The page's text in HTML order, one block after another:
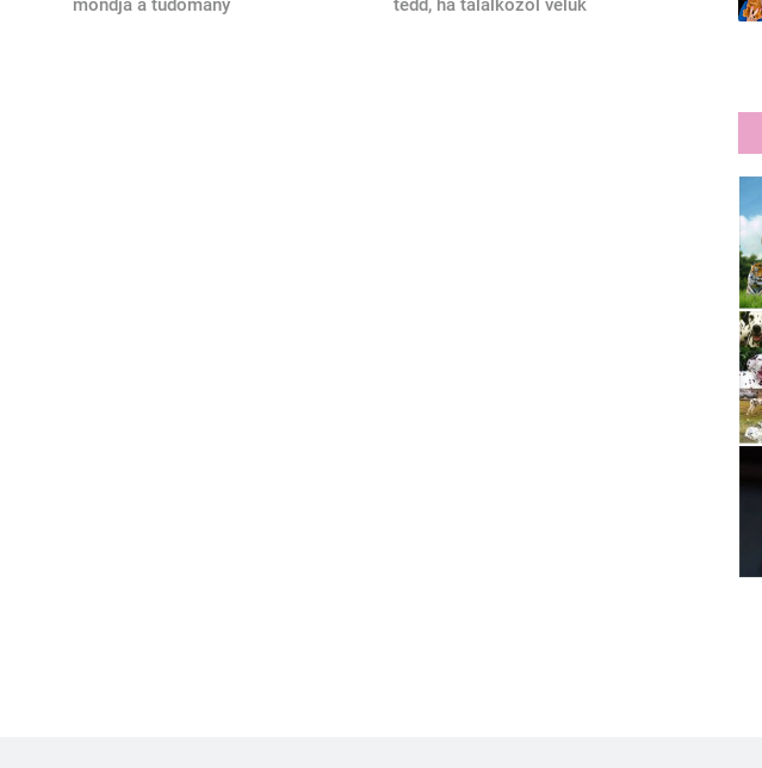
mondja a tudomány
tedd, ha találkozol velük